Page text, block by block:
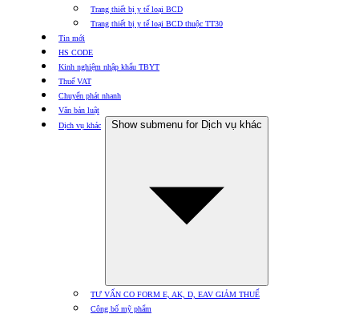
Trang thiết bị y tế loại BCD
Trang thiết bị y tế loại BCD thuộc TT30
Tin mới
HS CODE
Kinh nghiệm nhập khẩu TBYT
Thuế VAT
Chuyển phát nhanh
Văn bản luật
Dịch vụ khác
Show submenu for Dịch vụ khác
TƯ VẤN CO FORM E, AK, D, EAV GIẢM THUẾ
Công bố mỹ phẩm